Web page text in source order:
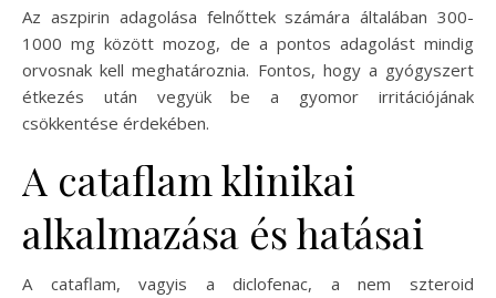
Az aszpirin adagolása felnőttek számára általában 300-
1000 mg között mozog, de a pontos adagolást mindig
orvosnak kell meghatároznia. Fontos, hogy a gyógyszert
étkezés után vegyük be a gyomor irritációjának
csökkentése érdekében.
A cataflam klinikai
alkalmazása és hatásai
A cataflam, vagyis a diclofenac, a nem szteroid